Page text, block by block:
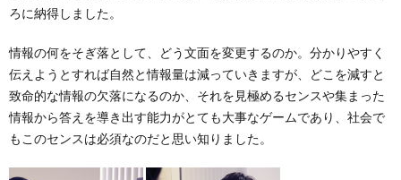
ろに納得しました。
情報の何をそぎ落として、どう文面を変更するのか。分かりやすく
伝えようとすれば自然と情報量は減っていきますが、どこを減すと
致命的な情報の欠落になるのか、それを見極めるセンスや集まった
情報から答えを導き出す能力がとても大事なゲームであり、社会で
もこのセンスは必須なのだと思い知りました。